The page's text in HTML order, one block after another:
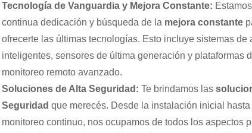
Tecnología de Vanguardia y Mejora Constante:
continua dedicación y búsqueda de la mejora constante
ofrecerte las últimas tecnologías. Esto incluye sistemas de
inteligentes, sensores de última generación y plataformas
monitoreo remoto avanzado.
Soluciones de Alta Seguridad: Te brindamos las
Seguridad que merecés. Desde la instalación inicial hasta
monitoreo continuo, nos ocupamos de todos los aspectos